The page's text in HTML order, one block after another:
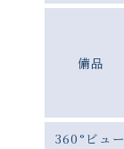
備品
360°ビュー